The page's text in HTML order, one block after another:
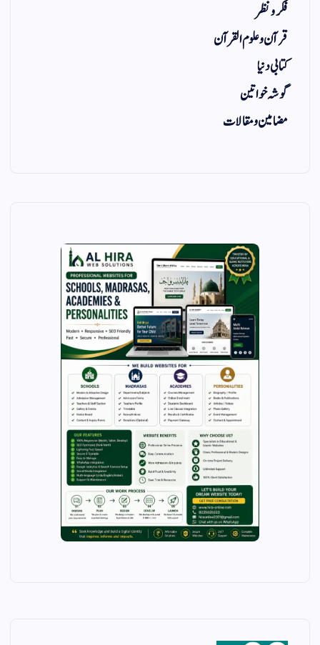
فکر و نظر
قرآن و علوم القرآن
کتابی دنیا
گوشہ خواتین
مضامین و مقالات